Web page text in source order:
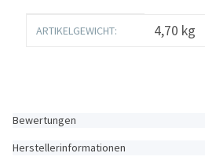
Produkteigenschaft
Wert
ARTIKELGEWICHT: 4,70 kg
Bewertungen
Herstellerinformationen